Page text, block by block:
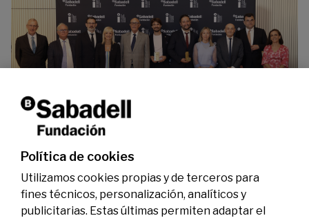
La Fundación Banco Sabadell reconoce a dos
investigadores en los ámbitos de la edición del
genoma y la energía limpia
07/07/2026 Premios
Política de cookies
Utilizamos cookies propias y de terceros para
fines técnicos, personalización, analíticos y
publicitarias. Estas últimas permiten adaptar el